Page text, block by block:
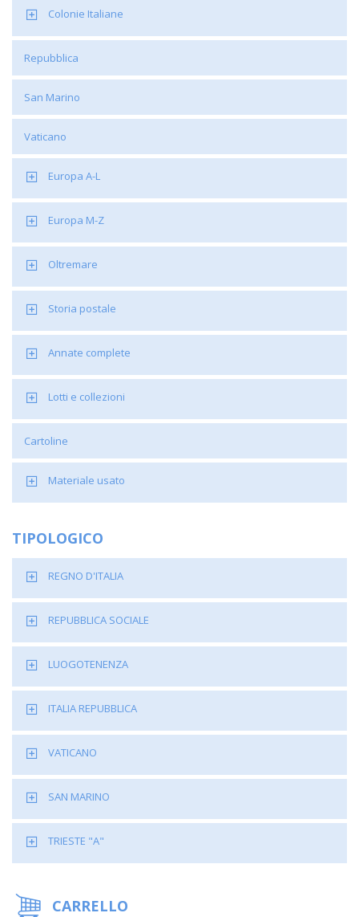
Colonie Italiane
Repubblica
San Marino
Vaticano
Europa A-L
Europa M-Z
Oltremare
Storia postale
Annate complete
Lotti e collezioni
Cartoline
Materiale usato
TIPOLOGICO
REGNO D'ITALIA
REPUBBLICA SOCIALE
LUOGOTENENZA
ITALIA REPUBBLICA
VATICANO
SAN MARINO
TRIESTE "A"
CARRELLO